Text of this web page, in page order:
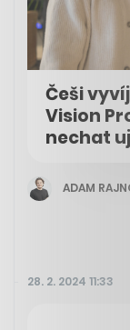
Češi
Vision
nechat
ADAM
28. 2. 2024 11:33